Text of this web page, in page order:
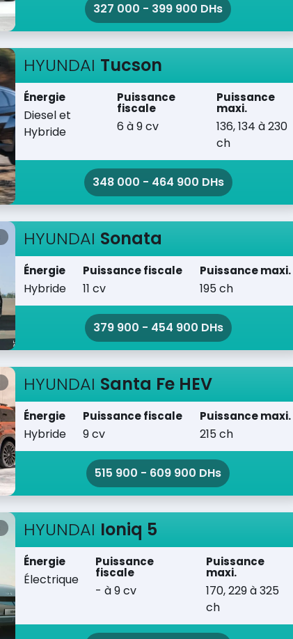
327 000 - 399 900 DHs
HYUNDAI Tucson
Énergie
Diesel et
Hybride
Puissance
fiscale
6 à 9 cv
Puissance
maxi.
136, 134 à 230
ch
348 000 - 464 900 DHs
HYUNDAI Sonata
Énergie
Hybride
Puissance fiscale
11 cv
Puissance maxi.
195 ch
379 900 - 454 900 DHs
HYUNDAI Santa Fe HEV
Énergie
Hybride
Puissance fiscale
9 cv
Puissance maxi.
215 ch
515 900 - 609 900 DHs
HYUNDAI Ioniq 5
Énergie
Électrique
Puissance
fiscale
- à 9 cv
Puissance
maxi.
170, 229 à 325
ch